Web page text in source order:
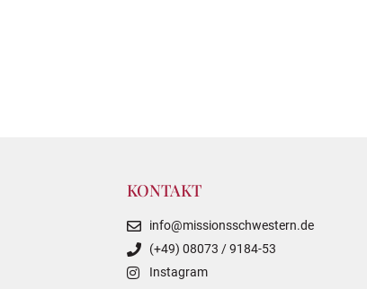
KONTAKT
info@missionsschwestern.de
(+49) 08073 / 9184-53
Instagram